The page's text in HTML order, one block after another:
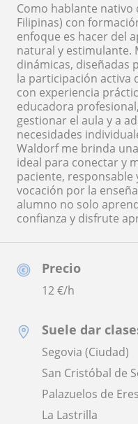
Precio
12€/h
Suele dar
Segovia (Ciudad)
San Cristóbal de
Palazuelos de
La Lastrilla
Como hablante nativo
Filipinas) con
enfoque es hacer del
natural y estimulante.
dinámicas, diseñadas
la participación activa
con experiencia
educadora
gestionar el aula y a
necesidades
Waldorf me brinda
ideal para conectar y
paciente,
vocación por la
alumno no solo
confianza y disfrute